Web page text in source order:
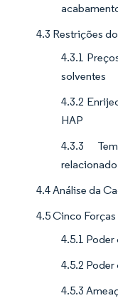
4.3 Restrições
4.3.1
solventes
4.3.2
HAP
4.3.3
4.4 Análise da
4.5 Cinco
4.5.1
4.5.2
4.5.3